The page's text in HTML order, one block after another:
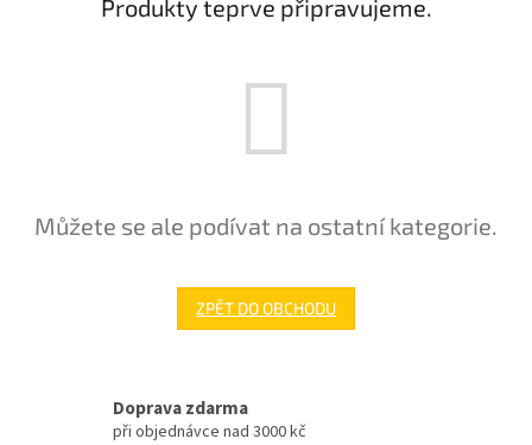
Produkty teprve připravujeme.
Můžete se ale podívat na ostatní kategorie.
ZPĚT DO OBCHODU
Doprava zdarma
při objednávce nad 3000 kč